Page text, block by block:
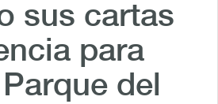
sus cartas
para
del